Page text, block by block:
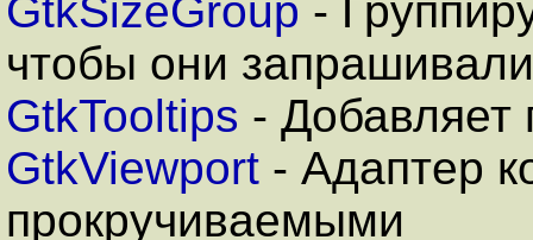
GtkSizeGroup -
чтобы они
GtkTooltips - Добавляет
GtkViewport - Адаптер
прокручиваемыми